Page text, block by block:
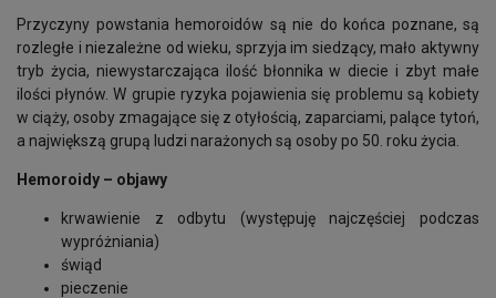
Przyczyny powstania hemoroidów są nie do końca poznane, są
rozległe i niezależne od wieku, sprzyja im siedzący, mało aktywny
tryb życia, niewystarczająca ilość błonnika w diecie i zbyt małe
ilości płynów. W grupie ryzyka pojawienia się problemu są kobiety
w ciąży, osoby zmagające się z otyłością, zaparciami, palące tytoń,
a największą grupą ludzi narażonych są osoby po 50. roku życia.
Hemoroidy – objawy
krwawienie z odbytu (występuję najczęściej podczas
wypróżniania)
świąd
pieczenie